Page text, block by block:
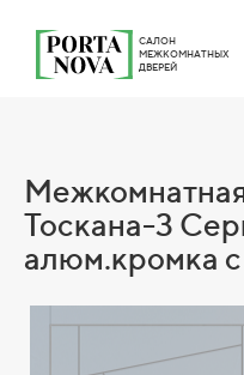
САЛОН
МЕЖКОМНАТНЫХ
ДВЕРЕЙ
Тоскана-3
алюм.кромка с